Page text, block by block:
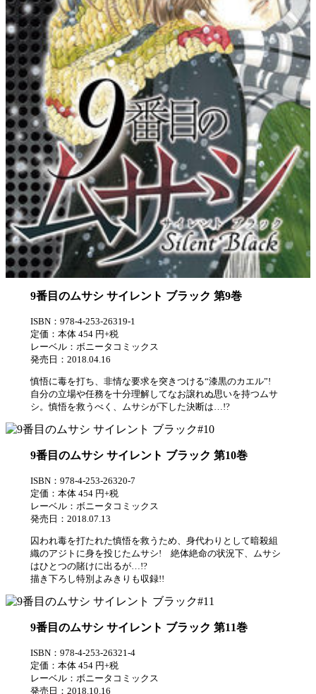
9番目のムサシ サイレント ブラック 第9巻
ISBN：978-4-253-26319-1
定価：本体 454 円+税
レーベル：ボニータコミックス
発売日：2018.04.16
慎悟に毒を打ち、非情な要求を突きつける“漆黒のカエル”!
自分の立場や任務を十分理解してなお譲れぬ思いを持つムサ
シ。慎悟を救うべく、ムサシが下した決断は…!?
9番目のムサシ サイレント ブラック 第10巻
ISBN：978-4-253-26320-7
定価：本体 454 円+税
レーベル：ボニータコミックス
発売日：2018.07.13
囚われ毒を打たれた慎悟を救うため、身代わりとして暗殺組
織のアジトに身を投じたムサシ! 絶体絶命の状況下、ムサシ
はひとつの賭けに出るが…!?
描き下ろし特別よみきりも収録!!
9番目のムサシ サイレント ブラック 第11巻
ISBN：978-4-253-26321-4
定価：本体 454 円+税
レーベル：ボニータコミックス
発売日：2018.10.16